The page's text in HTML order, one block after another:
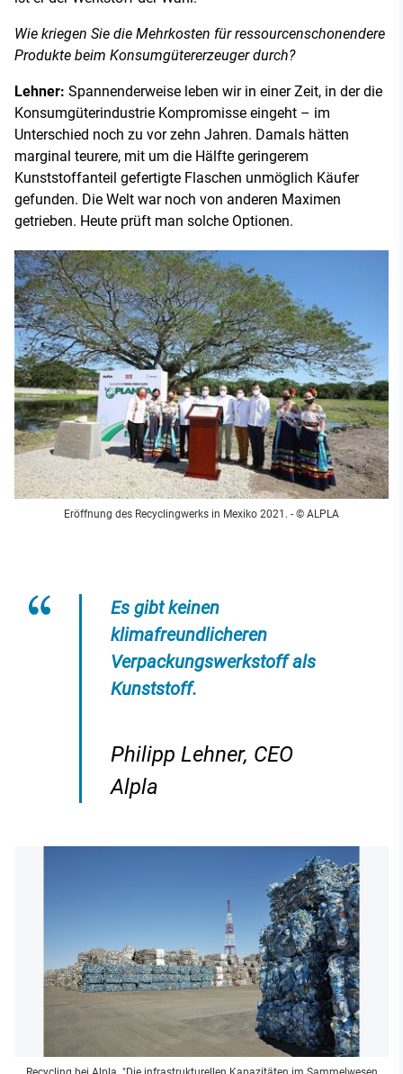
Wie kriegen Sie die Mehrkosten für ressourcenschonendere
Produkte beim Konsumgütererzeuger durch?
Lehner: Spannenderweise leben wir in einer Zeit, in der die
Konsumgüterindustrie Kompromisse eingeht – im
Unterschied noch zu vor zehn Jahren. Damals hätten
marginal teurere, mit um die Hälfte geringerem
Kunststoffanteil gefertigte Flaschen unmöglich Käufer
gefunden. Die Welt war noch von anderen Maximen
getrieben. Heute prüft man solche Optionen.
Eröffnung des Recyclingwerks in Mexiko 2021. - © ALPLA
Es gibt keinen
klimafreundlicheren
Verpackungswerkstoff als
Kunststoff.
Philipp Lehner, CEO
Alpla